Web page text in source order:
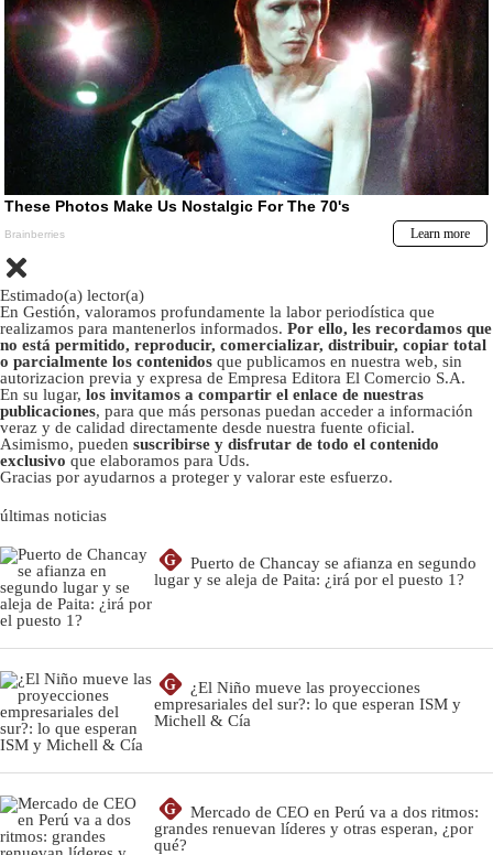
Estimado(a) lector(a)
En Gestión, valoramos profundamente la labor periodística que
realizamos para mantenerlos informados. Por ello, les recordamos que
no está permitido, reproducir, comercializar, distribuir, copiar total
o parcialmente los contenidos que publicamos en nuestra web, sin
autorizacion previa y expresa de Empresa Editora El Comercio S.A.
En su lugar, los invitamos a compartir el enlace de nuestras
publicaciones, para que más personas puedan acceder a información
veraz y de calidad directamente desde nuestra fuente oficial.
Asimismo, pueden suscribirse y disfrutar de todo el contenido
exclusivo que elaboramos para Uds.
Gracias por ayudarnos a proteger y valorar este esfuerzo.
últimas noticias
G
Puerto de Chancay se afianza en segundo
lugar y se aleja de Paita: ¿irá por el puesto 1?
G
¿El Niño mueve las proyecciones
empresariales del sur?: lo que esperan ISM y
Michell & Cía
G
Mercado de CEO en Perú va a dos ritmos:
grandes renuevan líderes y otras esperan, ¿por
qué?